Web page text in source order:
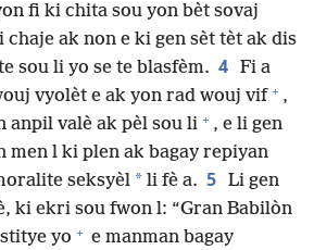
fi ki chita sou yon bèt sovaj
ak non e ki gen sèt tèt ak dis
sou li yo se te blasfèm. 4 Fi a
vyolèt e ak yon rad wouj vif + ,
anpil valè ak pèl sou li + , e li gen
men l ki plen ak bagay repiyan
seksyèl * li fè a. 5 Li gen
ki ekri sou fwon l: “Gran Babilòn
yo + e manman bagay